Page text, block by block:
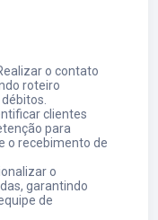
o contato
roteiro
clientes
para
o recebimento de
o
garantindo
de